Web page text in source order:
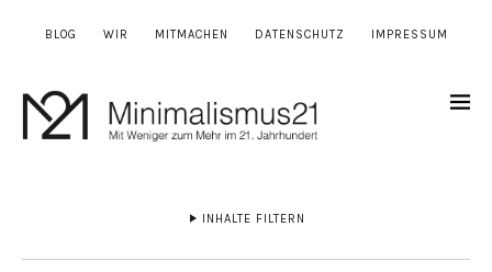
BLOG WIR MITMACHEN DATENSCHUTZ IMPRESSUM
INHALTE FILTERN